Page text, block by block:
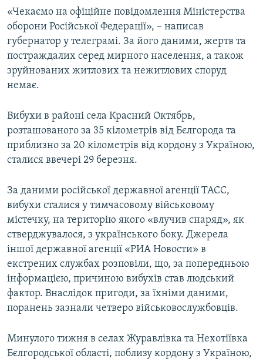
Усі сайти RFE/RL
«Чекаємо на офіційне повідомлення Міністерства
оборони Російської Федерації», – написав
губернатор у телеграмі. За його даними, жертв та
постраждалих серед мирного населення, а також
зруйнованих житлових та нежитлових споруд
немає.
Вибухи в районі села Красний Октябрь,
розташованого за 35 кілометрів від Бєлгорода та
приблизно за 20 кілометрів від кордону з Україною,
сталися ввечері 29 березня.
За даними російської державної агенції ТАСС,
вибухи сталися у тимчасовому військовому
містечку, на територію якого «влучив снаряд», як
стверджувалося, з українського боку. Джерела
іншої державної агенції «РИА Новости» в
екстрених службах розповіли, що, за попередньою
інформацією, причиною вибухів став людський
фактор. Внаслідок пригоди, за їхніми даними,
поранень зазнали четверо військовослужбовців.
Минулого тижня в селах Журавлівка та Нехотіївка
Бєлгородської області, поблизу кордону з Україною,